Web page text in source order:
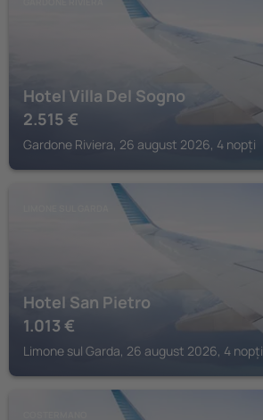
Hotel Villa Del Sogno
2.515 €
Gardone Riviera, 26 august 2026, 4 nopți
Hotel San Pietro
1.013 €
Limone sul Garda, 26 august 2026, 4 nopți